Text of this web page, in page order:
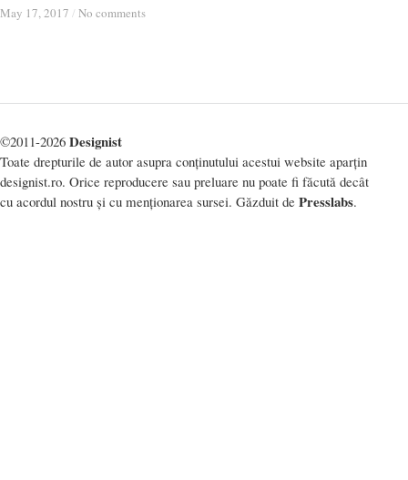
May 17, 2017 / No comments
May 17, 2017 / No comments
©2011-2026 Designist
Toate drepturile de autor asupra conținutului acestui website aparțin
designist.ro. Orice reproducere sau preluare nu poate fi făcută decât
cu acordul nostru și cu menționarea sursei. Găzduit de Presslabs.